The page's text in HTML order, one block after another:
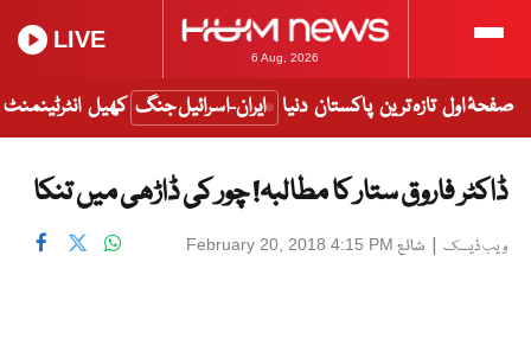
6 Aug, 2026
LIVE
صفحۂ اول تازہ ترین پاکستان دنیا ایران-اسرائیل جنگ کھیل انٹرٹینمنٹ
ڈاکٹر فاروق ستار کا مطالبہ! چور کی ڈاڑھی میں تنکا
ویب ڈیسک | شائع February 20, 2018 4:15 PM